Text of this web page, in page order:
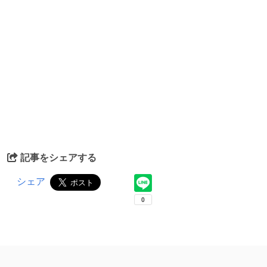
記事をシェアする
シェア